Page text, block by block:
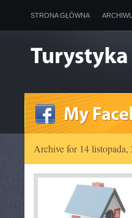
STRONA GŁÓWNA
Archive for 14 listopada,